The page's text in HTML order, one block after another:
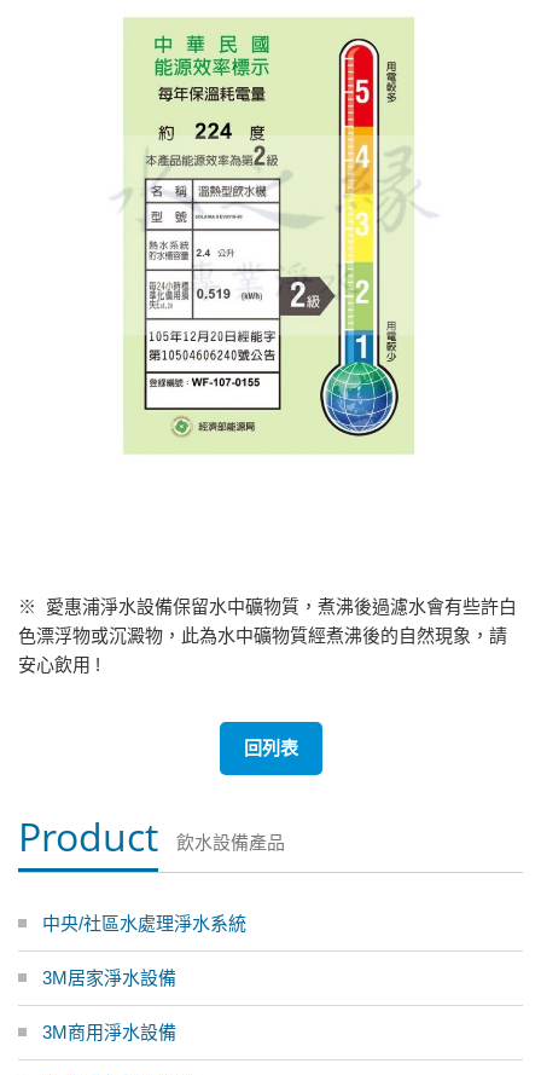
※ 愛惠浦淨水設備保留水中礦物質，煮沸後過濾水會有些許白
色漂浮物或沉澱物，此為水中礦物質經煮沸後的自然現象，請
安心飲用 !
回列表
Product 飲水設備產品
中央/社區水處理淨水系統
3M居家淨水設備
3M商用淨水設備